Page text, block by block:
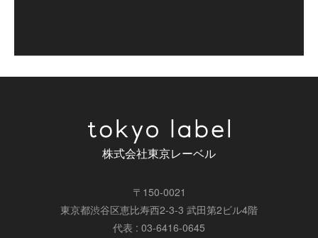
株式会社東京レーベル
〒150-0021
東京都渋谷区恵比寿西2-3-3 武田第2ビル4階
代表 : 03-6416-0645